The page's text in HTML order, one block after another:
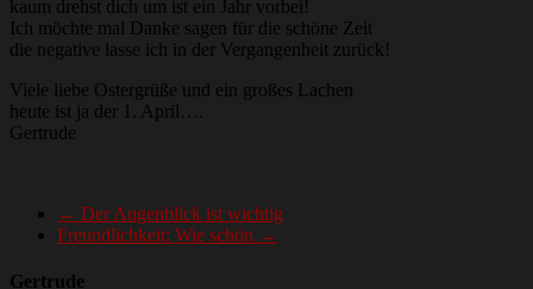
kaum drehst dich um ist ein Jahr vorbei!
Ich möchte mal Danke sagen für die schöne Zeit
die negative lasse ich in der Vergangenheit zurück!
Viele liebe Ostergrüße und ein großes Lachen
heute ist ja der 1. April….
Gertrude
← Der Augenblick ist wichtig
Freundlichkeit: Wie schön →
Gertrude